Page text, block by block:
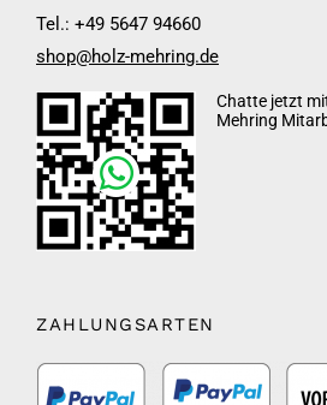
Tel.: +49 5647 94660
shop@holz-mehring.de
Chatte jetzt
Mehring
ZAHLUNGSARTEN